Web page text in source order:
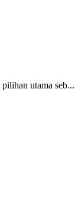
utama seb...